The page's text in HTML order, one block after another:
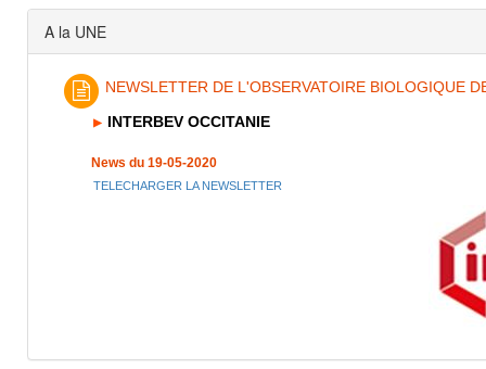
A la UNE
NEWSLETTER DE L'OBSERVATOIRE BIOLOGIQUE
INTERBEV OCCITANIE
News du 19-05-2020
TELECHARGER LA NEWSLETTER